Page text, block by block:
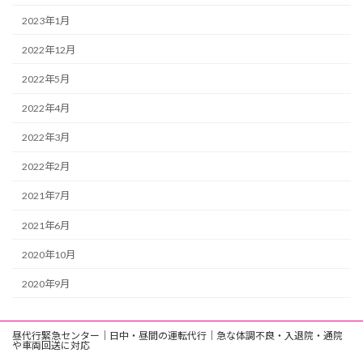
2023年1月
2022年12月
2022年5月
2022年4月
2022年3月
2022年2月
2021年7月
2021年6月
2020年10月
2020年9月
昼代行緊急センター｜日中・昼間の運転代行｜急な体調不良・入退院・通院
や車両回送に対応